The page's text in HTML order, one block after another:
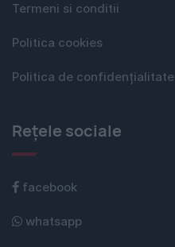
Termeni si conditii
Politica cookies
Politica de confidențialitate
Rețele sociale
facebook
whatsapp